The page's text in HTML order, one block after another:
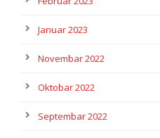
Januar 2023
Novembar 2022
Oktobar 2022
Septembar 2022